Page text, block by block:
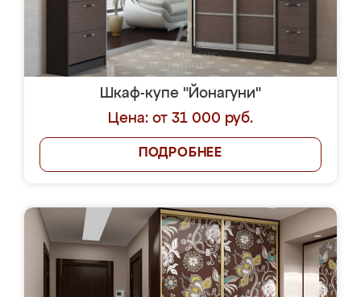
Шкаф-купе "Йонагуни"
Цена: от 31 000 руб.
ПОДРОБНЕЕ